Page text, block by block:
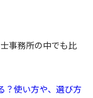
事務所の中でも比
？使い方や、選び方